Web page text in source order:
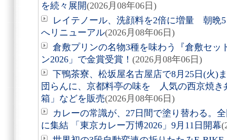
を続々展開(2026月08年06日)
レイテノール、洗顔料を2倍に増量 朝晩
へリニューアル(2026月08年06日)
倉敷プリンの名物3種を味わう『倉敷セッ
ン2026」で金賞受賞！ (2026月08年06日)
下鴨茶寮、松坂屋名古屋店で8月25日(火)
団らんに、京都料亭の味を 人気の西京焼き
箱」などを販売(2026月08年06日)
カレーの常識が、27日間で塗り替わる。
に集結 「東京カレー万博2026」9月11日開幕